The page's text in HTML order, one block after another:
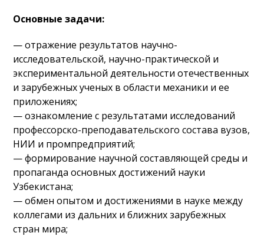
Основные задачи:
— отражение результатов научно-
исследовательской, научно-практической и
экспериментальной деятельности отечественных
и зарубежных ученых в области механики и ее
приложениях;
— ознакомление с результатами исследований
профессорско-преподавательского состава вузов,
НИИ и промпредприятий;
— формирование научной составляющей среды и
пропаганда основных достижений науки
Узбекистана;
— обмен опытом и достижениями в науке между
коллегами из дальних и ближних зарубежных
стран мира;